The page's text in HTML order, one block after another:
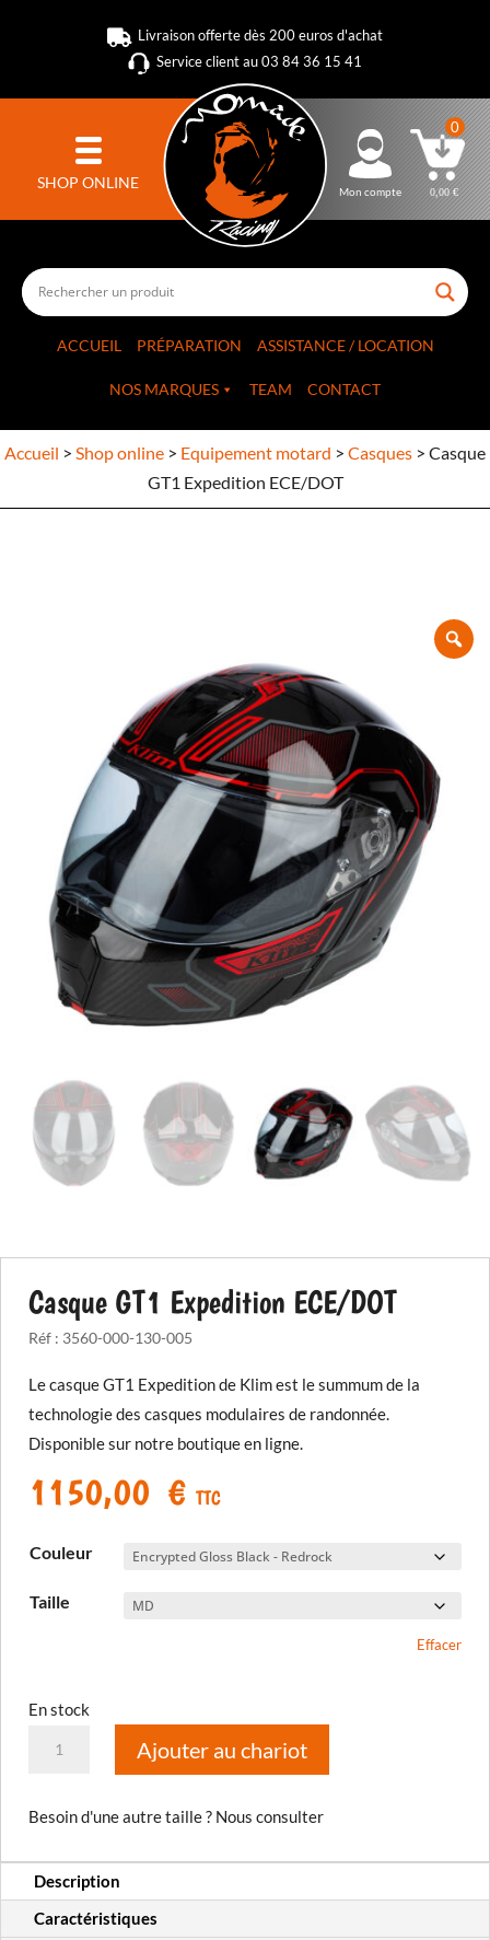
Livraison offerte dès 200 euros d'achat
Service client au 03 84 36 15 41
SHOP ONLINE Mon compte
0
0,00€
ACCUEIL PRÉPARATION ASSISTANCE / LOCATION
NOS MARQUES TEAM CONTACT
Accueil > Shop online > Equipement motard > Casques > Casque
GT1 Expedition ECE/DOT
Casque GT1 Expedition ECE/DOT
Réf : 3560-000-130-005
Le casque GT1 Expedition de Klim est le summum de la
technologie des casques modulaires de randonnée.
Disponible sur notre boutique en ligne.
1150,00 € TTC
Couleur
Taille
Effacer
En stock
quantité
GT1
Expedition
ECE/DOT
Ajouter au chariot
Besoin d'une autre taille ? Nous consulter
Description
Caractéristiques